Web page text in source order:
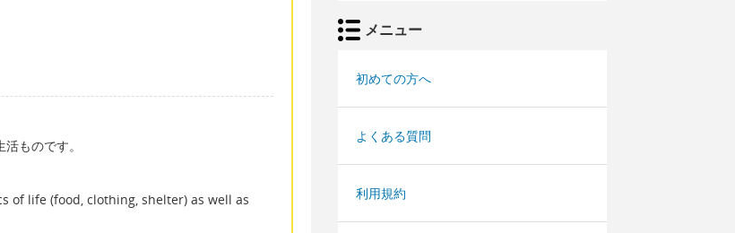
ものです。
of life (food, clothing, shelter) as well as
メニュー
初めての方へ
よくある質問
利用規約